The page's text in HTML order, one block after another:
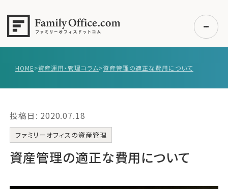
事例紹介
エキスパート一覧
無料講座
HOME>資産運用・管理コラム>資産管理の適正な費用について
投稿日: 2020.07.18
ファミリーオフィスの資産管理
資産管理の適正な費用について